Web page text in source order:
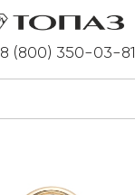
8 (800) 350-03-81